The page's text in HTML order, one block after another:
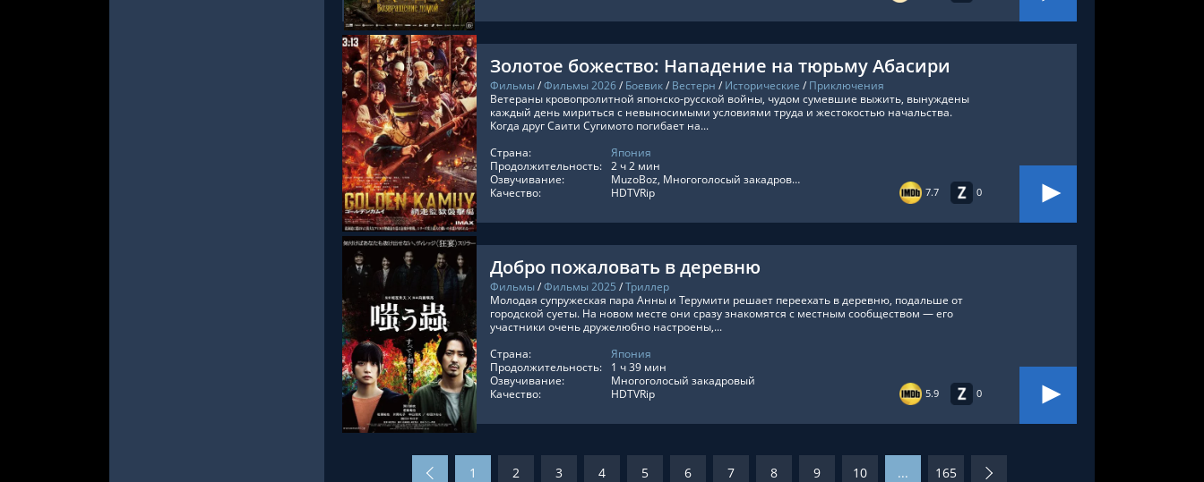
СМОТРЕТЬ ОНЛАЙН
Золотое божество: Нападение на тюрьму Абасири
Фильмы/Фильмы 2026/ Боевик/ Вестерн / Исторические / Приключения
7.7 0
Ветераны кровопролитной японско-русской войны, чудом сумевшие выжить, вынуждены
каждый день мириться с невыносимыми условиями труда и жестокостью начальства.
Когда друг Саити Сугимото погибает на...
Страна:
Япония
Продолжительность: 2 ч 2 мин
Озвучивание:
MuzoBoz, Многоголосый закадровый, Оригинальный
Качество:
HDTVRip
СМОТРЕТЬ ОНЛАЙН
Добро пожаловать в деревню
Фильмы/Фильмы 2025 /Триллер
5.9 0
Молодая супружеская пара Анны и Терумити решает переехать в деревню, подальше от
городской суеты. На новом месте они сразу знакомятся с местным сообществом — его
участники очень дружелюбно настроены,...
Страна:
Япония
Продолжительность:
1 ч 39 мин
Озвучивание:
Многоголосый закадровый
Качество:
HDTVRip
1 2 3 4 5 6 7 8 9 10 ... 165